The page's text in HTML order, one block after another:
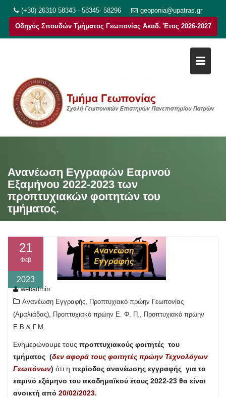
στο
περιεχόμενο
(+30) 26310 58343 - 58345- 58296 geoponia@upatras.gr
Οδηγός Σπουδών Τμήματος Γεωπονίας Ακαδ. Έτος 2026-2027
Ανανέωση Εγγραφών Εαρινού
Εξαμήνου 2022-2023 των
προπτυχιακών φοιτητών του
τμήματος.
21
Φεβ
2023
webadmin
Ανανέωση Εγγραφής
Προπτυχιακό πρώην Γεωπονίας
(Αμαλιάδας)
Προπτυχιακό πρώην Ε. Φ. Π.
Προπτυχιακό πρώην
Ε.Β & Γ.Μ.
Ενημερώνουμε τους προπτυχιακούς φοιτητές του
τμήματος (δεν αφορά τους φοιτητές πρώην Τεχνολόγων
Γεωπόνων) ότι η περίοδος ανανέωσης εγγραφής για το
εαρινό εξάμηνο του ακαδημαϊκού έτους 2022-23 θα είναι
ανοικτή από 20/02/2023.